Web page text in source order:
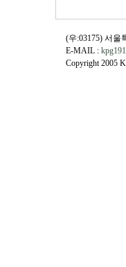
(우:03175) 서울
E-MAIL :
Copyright 2005